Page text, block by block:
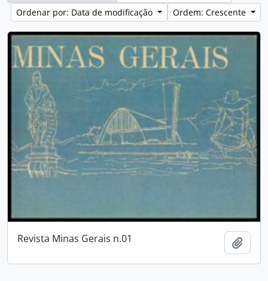
Ordenar por: Data de modificação
Ordem: Crescente
Revista Minas Gerais n.01